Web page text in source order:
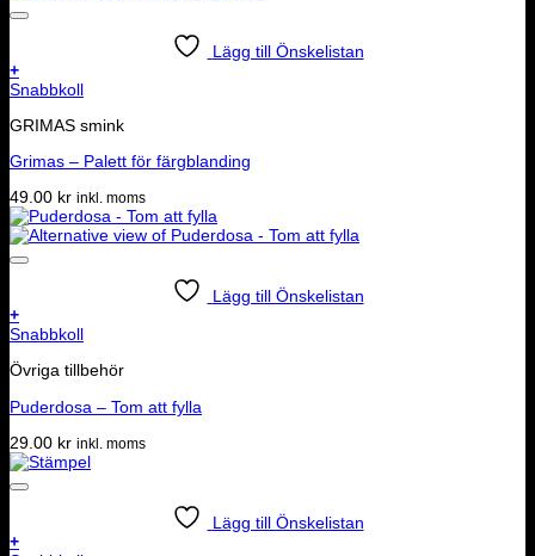
Lägg till Önskelistan
+
Snabbkoll
GRIMAS smink
Grimas – Palett för färgblanding
49.00 kr inkl. moms
Lägg till Önskelistan
+
Snabbkoll
Övriga tillbehör
Puderdosa – Tom att fylla
29.00 kr inkl. moms
Lägg till Önskelistan
+